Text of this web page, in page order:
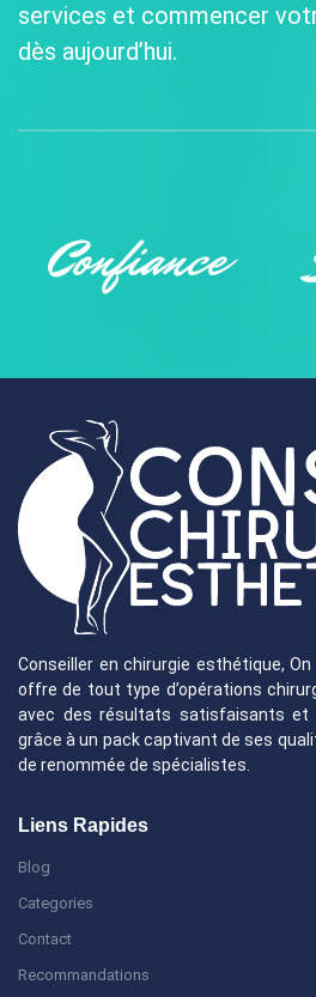
services et commencer
dès aujourd’hui.
Conseiller en chirurgie esthétique,
offre de tout type d’opérations
avec des résultats satisfaisants et
grâce à un pack captivant de ses
de renommée de spécialistes.
Liens Rapides
Blog
Categories
Contact
Recommandations